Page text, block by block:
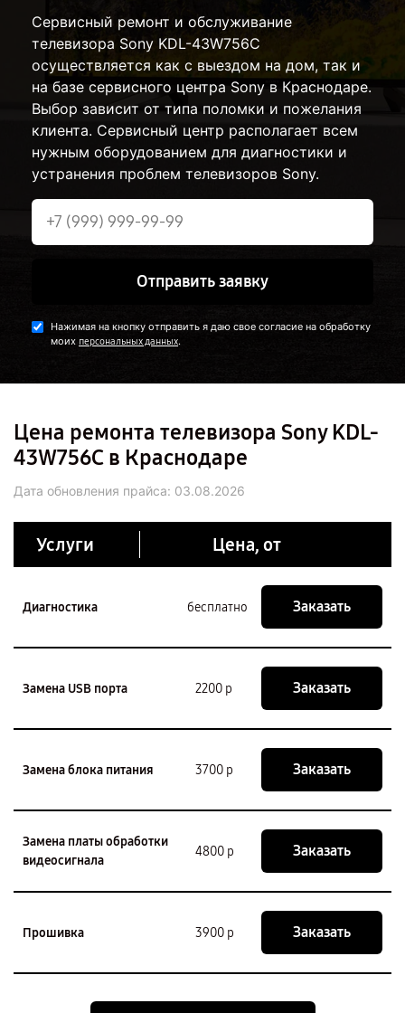
Сервисный ремонт и обслуживание
телевизора Sony KDL-43W756C
осуществляется как с выездом на дом, так и
на базе сервисного центра Sony в Краснодаре.
Выбор зависит от типа поломки и пожелания
клиента. Сервисный центр располагает всем
нужным оборудованием для диагностики и
устранения проблем телевизоров Sony.
Отправить заявку
Нажимая на кнопку отправить я даю свое согласие на обработку
моих персональных данных.
Цена ремонта телевизора Sony KDL-
43W756C в Краснодаре
Дата обновления прайса: 03.08.2026
Услуги Цена, от
Диагностика бесплатно Заказать
Замена USB порта 2200 р Заказать
Замена блока питания 3700 р Заказать
Замена платы обработки
видеосигнала
4800 р Заказать
Прошивка 3900 р Заказать